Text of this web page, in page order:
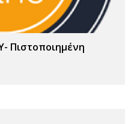
Πιστοποιημένη